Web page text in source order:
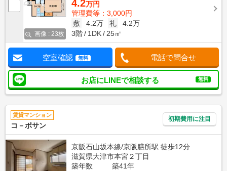
画像 : 23枚
4.2万円
管理費等：3,000円
敷
4.2万 礼
4.2万
3階
1DK 25㎡
空室確認 無料 電話で問合せ
お店にLINEで相談する 無料
賃貸マンション
コ－ポサン
初期費用に注目
京阪石山坂本線/京阪膳所駅 徒歩12分
滋賀県大津市本宮２丁目
築年数
築41年